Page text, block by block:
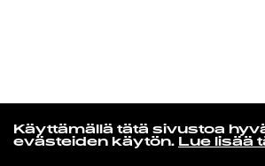
Käyttämällä tätä sivustoa
evästeiden käytön. Lue lisää
Mariya Takeuchi
シェットランドに頬をうずめて